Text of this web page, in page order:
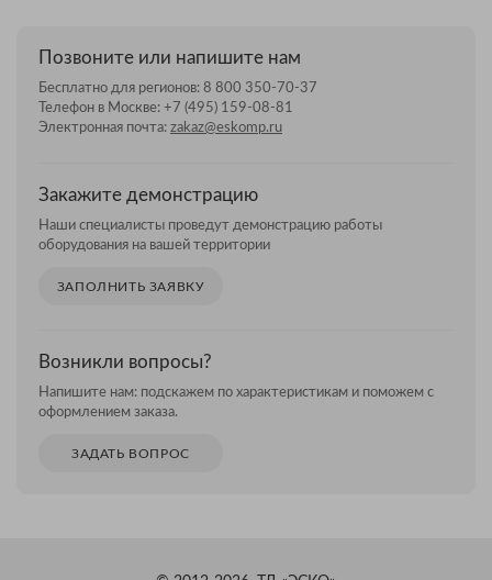
Позвоните или напишите нам
Бесплатно для регионов: 8 800 350-70-37
Телефон в Москве: +7 (495) 159-08-81
Электронная почта: zakaz@eskomp.ru
Закажите демонстрацию
Наши специалисты проведут демонстрацию работы
оборудования на вашей территории
ЗАПОЛНИТЬ ЗАЯВКУ
Возникли вопросы?
Напишите нам: подскажем по характеристикам и поможем с
оформлением заказа.
ЗАДАТЬ ВОПРОС